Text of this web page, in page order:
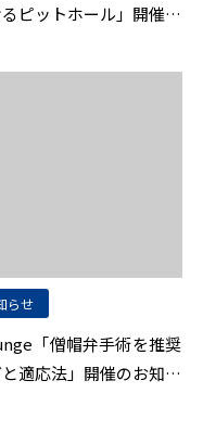
ピットホール」開催の
らせ
「僧帽弁手術を推奨
適応法」開催のお知ら